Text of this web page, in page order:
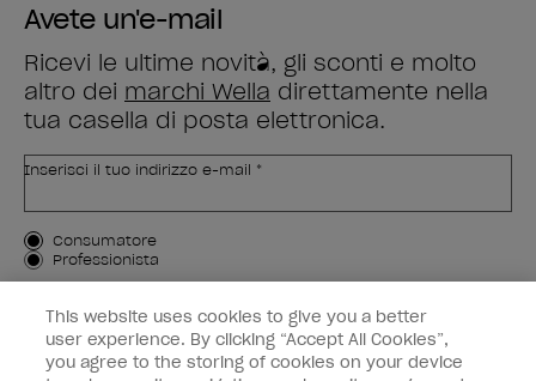
Avete un'e-mail
Ricevi le ultime novità, gli sconti e molto
altro dei marchi Wella direttamente nella
tua casella di posta elettronica.
Inserisci il tuo indirizzo e-mail *
Tipo di cliente
Consumatore
Professionista
ISCRIVIMI
Informazioni per i clienti
This website uses cookies to give you a better
user experience. By clicking “Accept All Cookies”,
you agree to the storing of cookies on your device